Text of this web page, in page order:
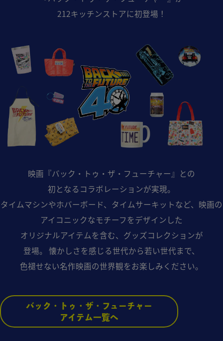
212キッチンストアに初登場！
映画『バック・トゥ・ザ・フューチャー』との
初となるコラボレーションが実現。
タイムマシンやホバーボード、タイムサーキットなど、映画の
アイコニックなモチーフをデザインした
オリジナルアイテムを含む、グッズコレクションが
登場。 懐かしさを感じる世代から若い世代まで、
色褪せない名作映画の世界観をお楽しみください。
バック・トゥ・ザ・フューチャー
アイテム一覧へ